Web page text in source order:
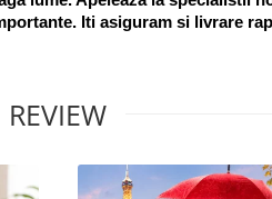
Iti asiguram si livrare
REVIEW